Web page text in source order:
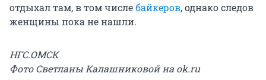
отдыхал там, в том числебайкеров, однако следов
женщины пока не нашли.
НГС.ОМСК
Фото Светланы Калашниковой на ok.ru